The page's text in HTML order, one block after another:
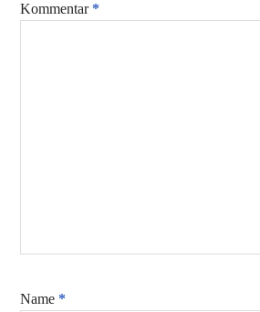
Kommentar *
Name *